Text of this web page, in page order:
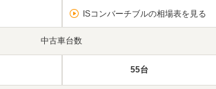
ISコンバーチブルの相場表を見る
中古車台数
55台